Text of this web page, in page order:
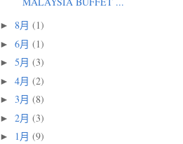
► 8月 (1)
► 6月 (1)
► 5月 (3)
► 4月 (2)
► 3月 (8)
► 2月 (3)
► 1月 (9)